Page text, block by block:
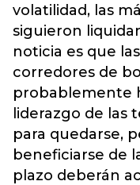
volatilidad, las
siguieron
noticia es que
corredores de
probablemente
liderazgo de las
para quedarse,
beneficiarse de
plazo deberán